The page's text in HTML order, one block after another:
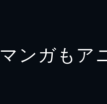
マンガもア